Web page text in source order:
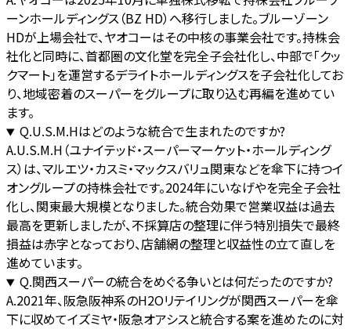
ーンホールディングス（BZ HD）へ移行しました。ブルーゾーン
HDが上場会社で、ヤオコーはその中核の事業会社です。持株会
社化と同時に、首都圏の文化堂を完全子会社化し、中部で「クッ
クマート」を運営するデライトホールディングスを子会社化してお
り、地域密着のスーパーをグループに取り込む再編を進めてい
ます。
Q.U.S.M.Hはどのような統合で生まれたのですか?
A.U.S.M.H（ユナイテッド・スーパーマーケット・ホールディング
ス）は、マルエツ・カスミ・マックスバリュ関東などを傘下に持つイ
オングループの持株会社です。2024年にいなげやを完全子会社
化し、関東最大規模となりました。統合効果で営業収益は過去
最高を更新しましたが、不採算店の整理に伴う特別損失で最終
損益は赤字となっており、店舗網の整理と収益性の立て直しを
進めています。
Q.関西スーパーの統合をめぐる争いとは何だったのですか?
A.2021年、阪急阪神系のH2Oリテイリングが関西スーパーを傘
下に収めてイズミヤ・阪急オアシスと統合する案を進めたのに対